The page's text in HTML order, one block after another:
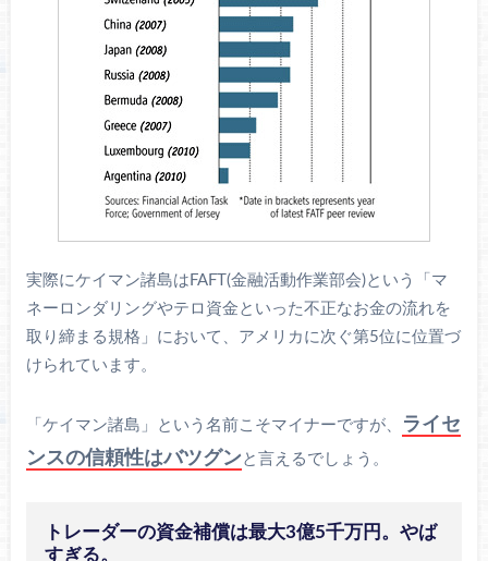
実際にケイマン諸島はFAFT(金融活動作業部会)という「マ
ネーロンダリングやテロ資金といった不正なお金の流れを
取り締まる規格」において、アメリカに次ぐ第5位に位置づ
けられています。
「ケイマン諸島」という名前こそマイナーですが、
ライセ
ンスの信頼性はバツグン と言えるでしょう。
トレーダーの資金補償は最大3億5千万円。やば
すぎる。